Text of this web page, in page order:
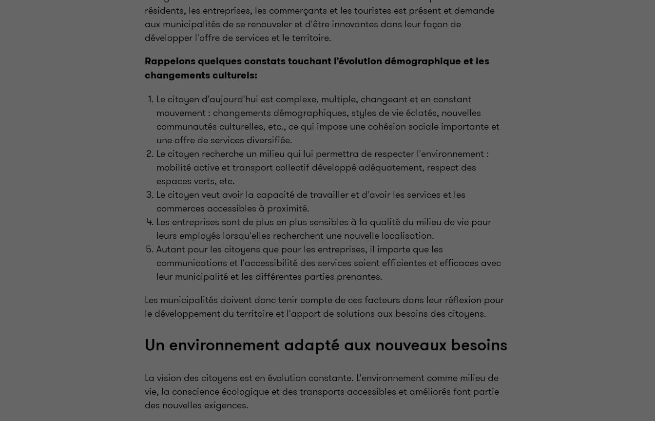
résidents, les entreprises, les commerçants et les touristes est présent et demande
aux municipalités de se renouveler et d'être innovantes dans leur façon de
développer l'offre de services et le territoire.
Rappelons quelques constats touchant l'évolution démographique et les
changements culturels:
Le citoyen d'aujourd'hui est complexe, multiple, changeant et en constant
mouvement : changements démographiques, styles de vie éclatés, nouvelles
communautés culturelles, etc., ce qui impose une cohésion sociale importante et
une offre de services diversifiée.
Le citoyen recherche un milieu qui lui permettra de respecter l'environnement :
mobilité active et transport collectif développé adéquatement, respect des
espaces verts, etc.
Le citoyen veut avoir la capacité de travailler et d'avoir les services et les
commerces accessibles à proximité.
Les entreprises sont de plus en plus sensibles à la qualité du milieu de vie pour
leurs employés lorsqu'elles recherchent une nouvelle localisation.
Autant pour les citoyens que pour les entreprises, il importe que les
communications et l'accessibilité des services soient efficientes et efficaces avec
leur municipalité et les différentes parties prenantes.
Les municipalités doivent donc tenir compte de ces facteurs dans leur réflexion pour
le développement du territoire et l'apport de solutions aux besoins des citoyens.
Un environnement adapté aux nouveaux besoins
La vision des citoyens est en évolution constante. L'environnement comme milieu de
vie, la conscience écologique et des transports accessibles et améliorés font partie
des nouvelles exigences.